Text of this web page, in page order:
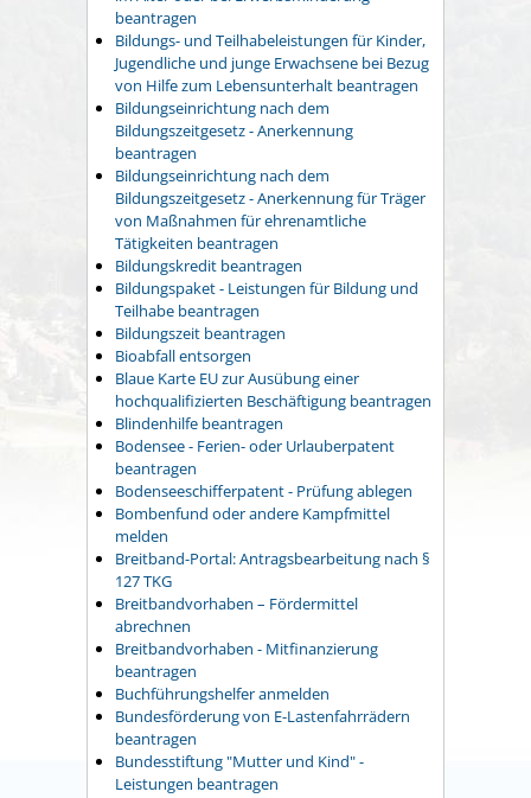
beantragen
Bildungs- und Teilhabeleistungen für Kinder,
Jugendliche und junge Erwachsene bei Bezug
von Hilfe zum Lebensunterhalt beantragen
Bildungseinrichtung nach dem
Bildungszeitgesetz - Anerkennung
beantragen
Bildungseinrichtung nach dem
Bildungszeitgesetz - Anerkennung für Träger
von Maßnahmen für ehrenamtliche
Tätigkeiten beantragen
Bildungskredit beantragen
Bildungspaket - Leistungen für Bildung und
Teilhabe beantragen
Bildungszeit beantragen
Bioabfall entsorgen
Blaue Karte EU zur Ausübung einer
hochqualifizierten Beschäftigung beantragen
Blindenhilfe beantragen
Bodensee - Ferien- oder Urlauberpatent
beantragen
Bodenseeschifferpatent - Prüfung ablegen
Bombenfund oder andere Kampfmittel
melden
Breitband-Portal: Antragsbearbeitung nach §
127 TKG
Breitbandvorhaben – Fördermittel
abrechnen
Breitbandvorhaben - Mitfinanzierung
beantragen
Buchführungshelfer anmelden
Bundesförderung von E-Lastenfahrrädern
beantragen
Bundesstiftung "Mutter und Kind" -
Leistungen beantragen